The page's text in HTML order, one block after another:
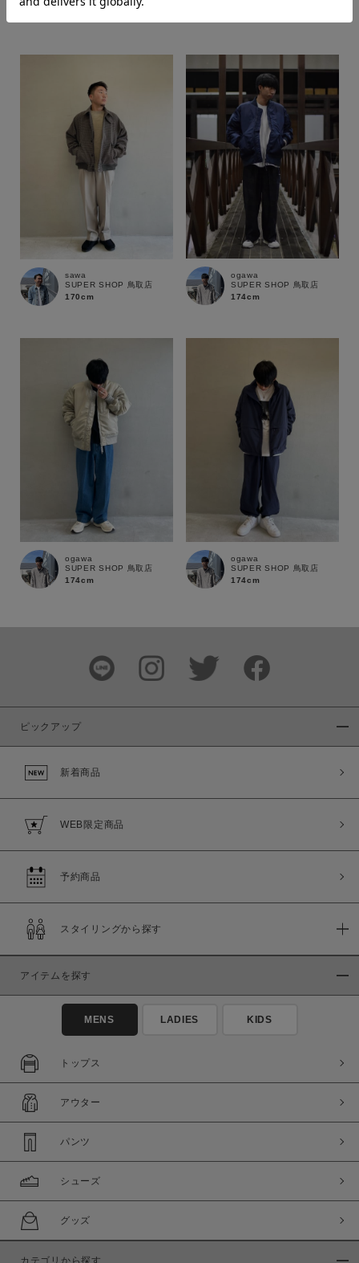
通常商品 予約商品
セール価格 WEB限定
在庫あり 在庫なし含む
sawa
SUPER SHOP 鳥取店
170cm
ogawa
SUPER SHOP 鳥取店
174cm
ogawa
SUPER SHOP 鳥取店
174cm
ogawa
SUPER SHOP 鳥取店
174cm
ピックアップ
新着商品
WEB限定商品
予約商品
スタイリングから探す
アイテムを探す
MENS LADIES KIDS
トップス
アウター
パンツ
シューズ
グッズ